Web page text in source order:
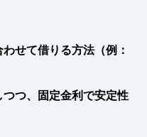
わせて借りる方法（例：
つつ、固定金利で安定性